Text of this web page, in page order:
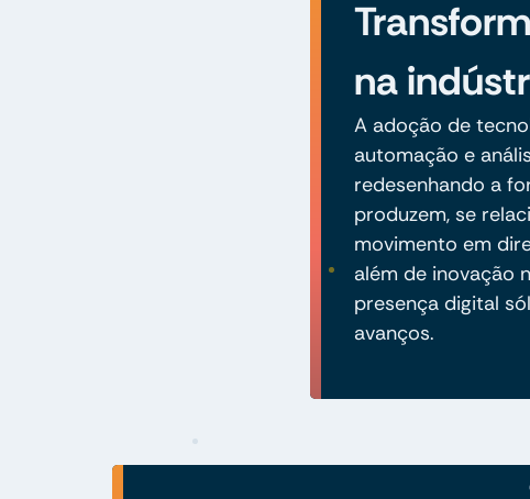
na
A adoção de
automação e
redesenhando a
produzem, se
movimento em
além de inovação
presença digital
avanços.